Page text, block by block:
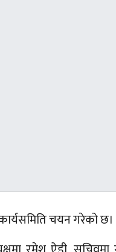
चयन गरेको छ।